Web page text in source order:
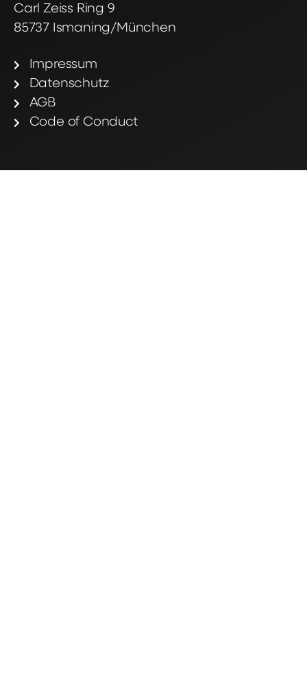
Carl Zeiss Ring 9
85737 Ismaning/München
Impressum
Datenschutz
AGB
Code of Conduct